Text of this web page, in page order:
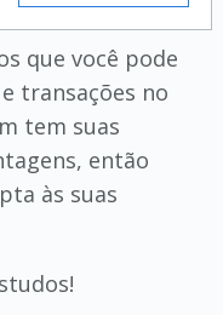
que você pode
transações no
tem suas
então
às suas